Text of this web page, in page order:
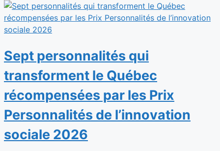
Sept personnalités qui
transforment le Québec
récompensées par les Prix
Personnalités de l’innovation
sociale 2026